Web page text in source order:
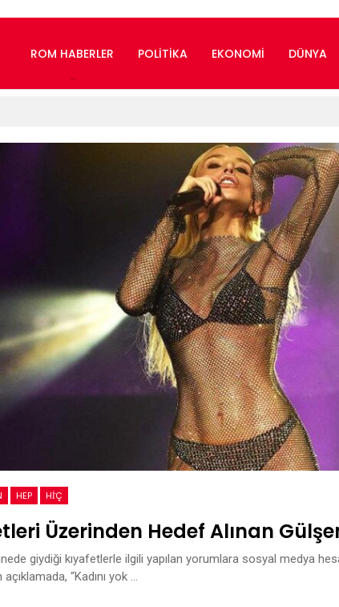
ROM HABERLER POLITIKA EKONOMI DÜNYA
HEP HİÇ
Üzerinden Hedef Alınan
giydiği kıyafetlerle ilgili yapılan yorumlara sosyal medya
açıklamada, “Kadını yok …